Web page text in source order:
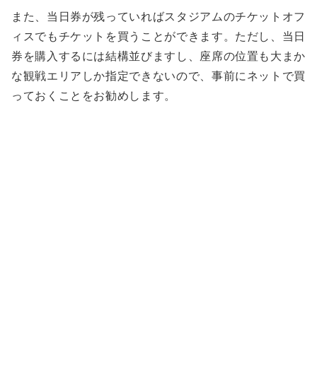
また、当日券が残っていればスタジアムのチケットオフ
ィスでもチケットを買うことができます。ただし、当日
券を購入するには結構並びますし、座席の位置も大まか
な観戦エリアしか指定できないので、事前にネットで買
っておくことをお勧めします。